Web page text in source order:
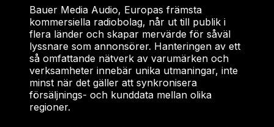
Bauer Media Audio, Europas främsta
kommersiella radiobolag, når ut till publik i
flera länder och skapar mervärde för såväl
lyssnare som annonsörer. Hanteringen av ett
så omfattande nätverk av varumärken och
verksamheter innebär unika utmaningar, inte
minst när det gäller att synkronisera
försäljnings- och kunddata mellan olika
regioner.